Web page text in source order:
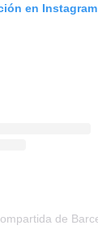
en Instagram